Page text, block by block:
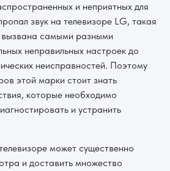
и неприятных для
звук на телевизоре LG, такая
вызвана самыми разными
неправильных настроек до
неисправностей. Поэтому
этой марки стоит знать
которые необходимо
и устранить
может существенно
и доставить множество